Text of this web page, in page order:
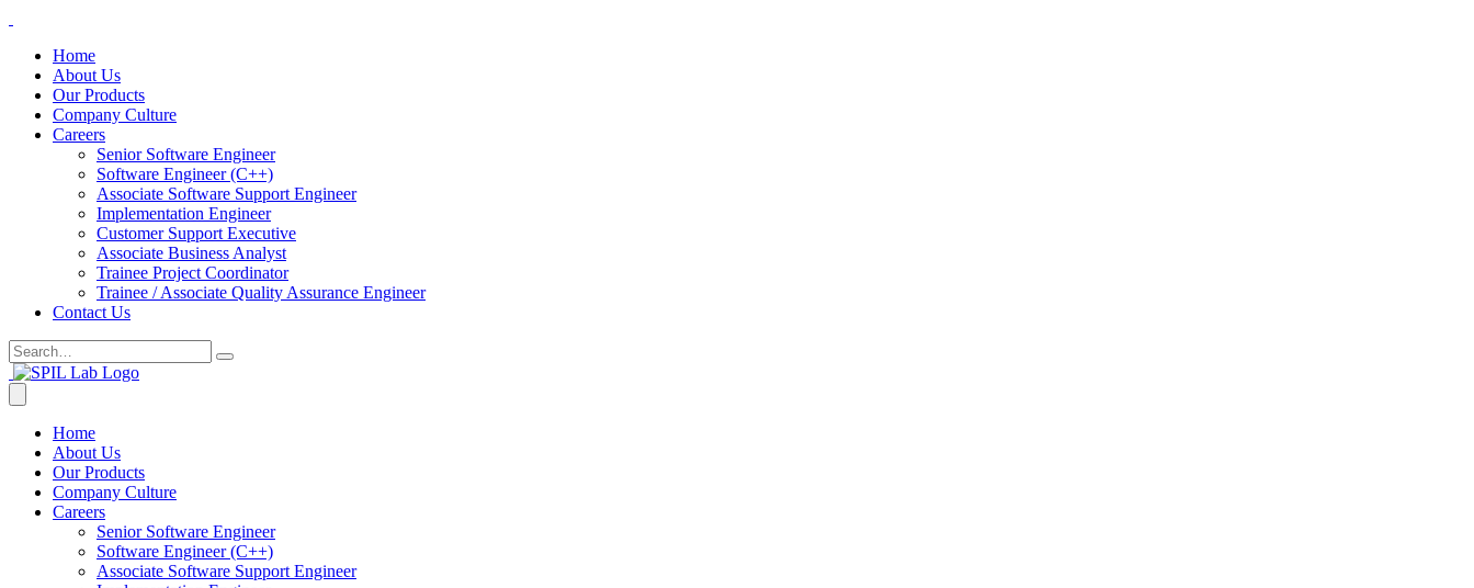
Home
About Us
Our Products
Company Culture
Careers
Senior Software Engineer
Software Engineer (C++)
Associate Software Support Engineer
Implementation Engineer
Customer Support Executive
Associate Business Analyst
Trainee Project Coordinator
Trainee / Associate Quality Assurance Engineer
Contact Us
Home
About Us
Our Products
Company Culture
Careers
Senior Software Engineer
Software Engineer (C++)
Associate Software Support Engineer